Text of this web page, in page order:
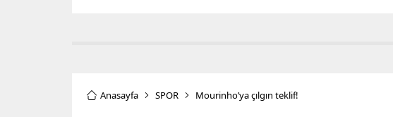
Anasayfa SPOR Mourinho’ya çılgın teklif!